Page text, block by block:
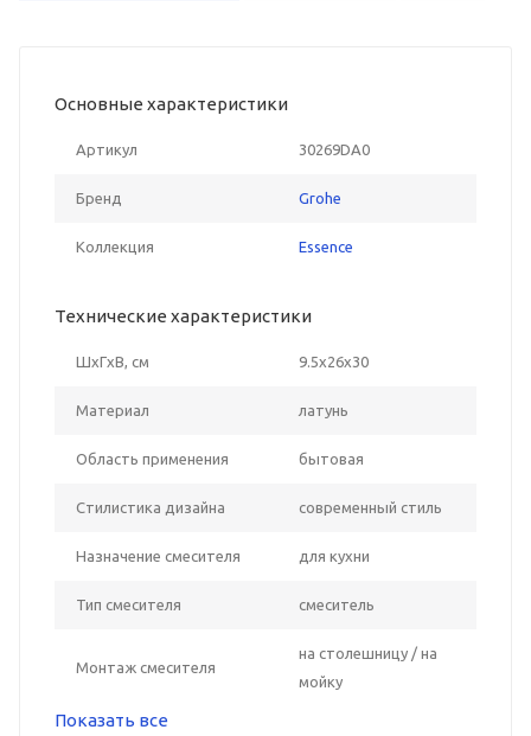
Основные характеристики
Артикул 30269DA0
Бренд Grohe
Коллекция Essence
Технические характеристики
ШxГxВ, см 9.5x26x30
Материал латунь
Область применения бытовая
Стилистика дизайна современный стиль
Назначение смесителя для кухни
Тип смесителя смеситель
Монтаж смесителя
на столешницу / на
мойку
Показать все